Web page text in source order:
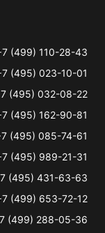
(499) 110-28-43
(495) 023-10-01
(495) 032-08-22
(495) 162-90-81
(495) 085-74-61
(495) 989-21-31
(495) 431-63-63
(499) 653-72-12
(499) 288-05-36